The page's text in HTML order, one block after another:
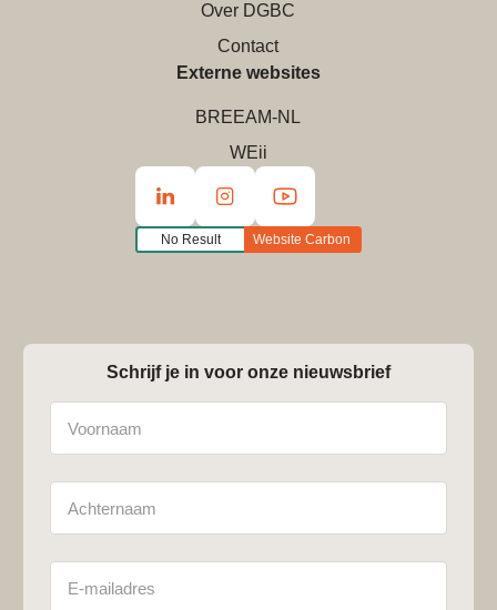
Over DGBC
Contact
Externe websites
BREEAM-NL
WEii
No Result Website Carbon
Schrijf je in voor onze nieuwsbrief
mailadres